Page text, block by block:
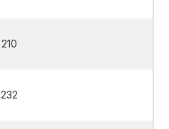
210
232